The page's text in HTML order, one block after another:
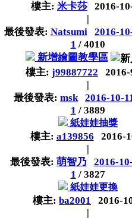
樓主: 米卡莎
2016-
|
最後發表: Natsumi
2016-
1 / 4010
新增繪圖教學區
樓主: j99887722
|
最後發表: msk
2016-10-
1 / 3889
紙娃娃抽獎
樓主: a139856
2016-
|
最後發表: 萌智乃
2016-
1 / 3827
紙娃娃更換
樓主: ba2001
2016-
|